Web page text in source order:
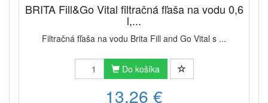
BRITA Fill&Go Vital filtračná fľaša na vodu 0,6
l,...
Filtračná fľaša na vodu Brita Fill and Go Vital s ...
Do košíka
13,26 €